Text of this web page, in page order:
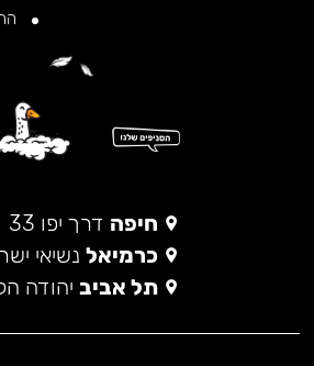
חיפה דרך יפו 33
כרמיאל נשיאי
תל אביב יהודה